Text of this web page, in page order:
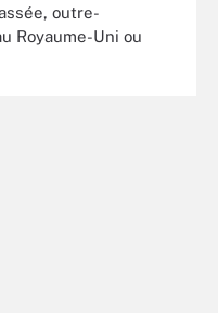
outre-
Royaume-Uni ou